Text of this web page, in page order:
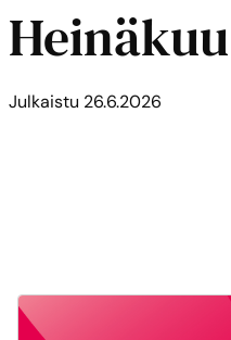
Julkaistu 26.6.2026